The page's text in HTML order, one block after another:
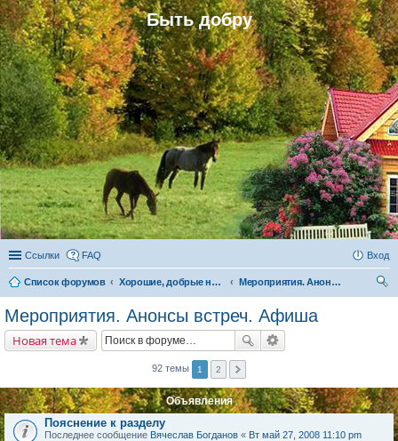
Быть добру
Ссылки FAQ Вход
Список форумов Хорошие, добрые новости и их распространение в обществе
Мероприятия. Анонсы встреч. Афиша
Мероприятия. Анонсы встреч. Афиша
Новая тема
92 темы 1 2
Объявления
Пояснение к разделу
Последнее сообщение Вячеслав Богданов « Вт май 27, 2008 11:10 pm